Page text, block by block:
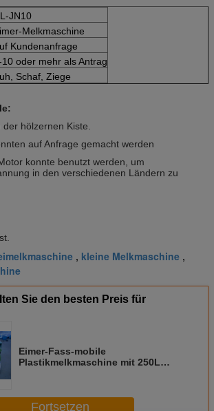
JN10
Melkmaschine
Kundenanfrage
10 oder mehr als Antrag
Schaf, Ziege
hölzernen Kiste.
auf Anfrage gemacht werden
konnte benutzt werden, um
in den verschiedenen Ländern zu
, kleine Melkmaschine ,
Sie den besten Preis für
Eimer-Fass-mobile
Plastikmelkmaschine mit 250L
Fortsetzen